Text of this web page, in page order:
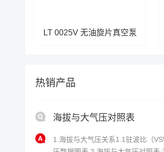
LT 0025V 无油旋片真空泵
热销产品
海拔与大气压对照表
1.海拔与大气压关系1.1驻波比（